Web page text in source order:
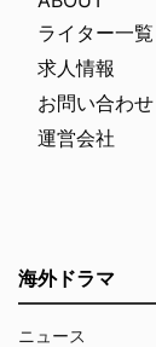
ライター一覧
求人情報
お問い合わせ
運営会社
海外ドラマ
ニュース